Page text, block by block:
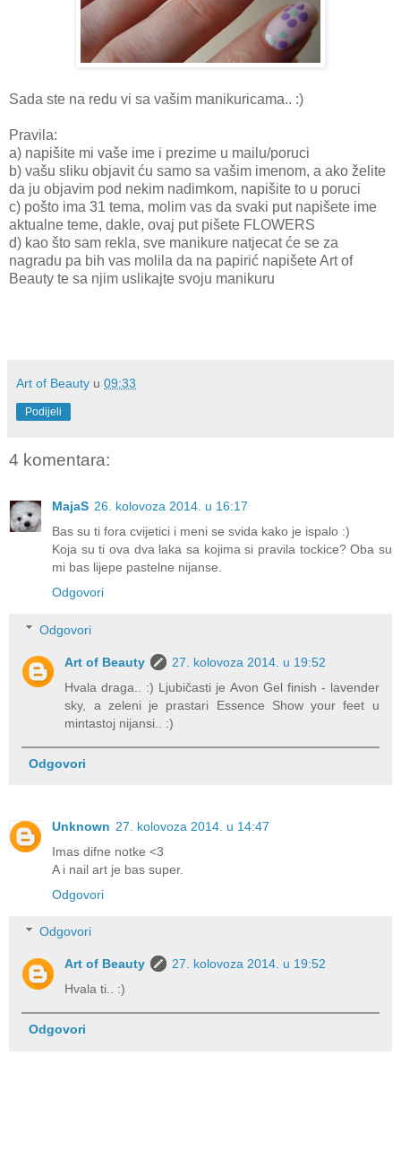
Sada ste na redu vi sa vašim manikuricama.. :)
Pravila:
a) napišite mi vaše ime i prezime u mailu/poruci
b) vašu sliku objavit ću samo sa vašim imenom, a ako želite
da ju objavim pod nekim nadimkom, napišite to u poruci
c) pošto ima 31 tema, molim vas da svaki put napišete ime
aktualne teme, dakle, ovaj put pišete FLOWERS
d) kao što sam rekla, sve manikure natjecat će se za
nagradu pa bih vas molila da na papirić napišete Art of
Beauty te sa njim uslikajte svoju manikuru
Art of Beauty u 09:33
Podijeli
4 komentara:
MajaS 26. kolovoza 2014. u 16:17
Bas su ti fora cvijetici i meni se svida kako je ispalo :)
Koja su ti ova dva laka sa kojima si pravila tockice? Oba su
mi bas lijepe pastelne nijanse.
Odgovori
Odgovori
Art of Beauty
27. kolovoza 2014. u 19:52
Hvala draga.. :) Ljubičasti je Avon Gel finish - lavender
sky, a zeleni je prastari Essence Show your feet u
mintastoj nijansi.. :)
Odgovori
Unknown 27. kolovoza 2014. u 14:47
Imas difne notke <3
A i nail art je bas super.
Odgovori
Odgovori
Art of Beauty
27. kolovoza 2014. u 19:52
Hvala ti.. :)
Odgovori